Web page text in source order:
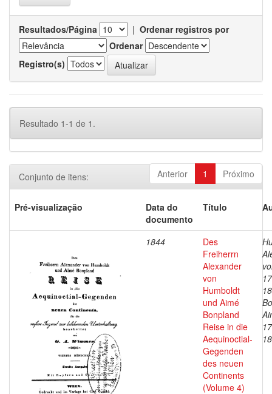
Resultados/Página | Ordenar registros por
Ordenar
Registro(s)
Resultado 1-1 de 1.
Anterior 1 Próximo
Conjunto de itens:
Pré-visualização
Data do
documento
Título
1844
Des
Freiherrn
Alexander
von
Humboldt
und Aimé
Bonpland
Reise in die
Aequinoctial-
Gegenden
des neuen
Continents
(Volume 4)